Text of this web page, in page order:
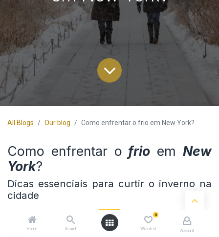
Home Search
0
Wishlist Account
All Blogs Our blog Como enfrentar o frio em New York?
Como enfrentar o frio emNew
York?
Dicas essenciais para curtir o inverno na
cidade